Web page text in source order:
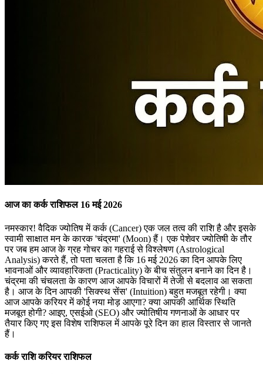
आज का कर्क राशिफल 16 मई 2026
नमस्कार! वैदिक ज्योतिष में कर्क (Cancer) एक जल तत्व की राशि है और इसके
स्वामी साक्षात मन के कारक 'चंद्रमा' (Moon) हैं। एक पेशेवर ज्योतिषी के तौर
पर जब हम आज के ग्रह गोचर का गहराई से विश्लेषण (Astrological
Analysis) करते हैं, तो पता चलता है कि 16 मई 2026 का दिन आपके लिए
भावनाओं और व्यावहारिकता (Practicality) के बीच संतुलन बनाने का दिन है।
चंद्रमा की चंचलता के कारण आज आपके विचारों में तेजी से बदलाव आ सकता
है। आज के दिन आपकी 'सिक्स्थ सेंस' (Intuition) बहुत मजबूत रहेगी। क्या
आज आपके करियर में कोई नया मोड़ आएगा? क्या आपकी आर्थिक स्थिति
मजबूत होगी? आइए, एसईओ (SEO) और ज्योतिषीय गणनाओं के आधार पर
तैयार किए गए इस विशेष राशिफल में आपके पूरे दिन का हाल विस्तार से जानते
हैं।
कर्क राशि करियर राशिफल